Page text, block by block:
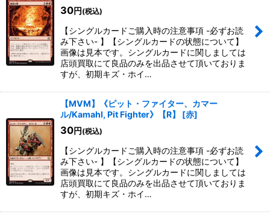
30円 (税込)
【シングルカードご購入時の注意事項 -必ずお読
み下さい- 】【シングルカードの状態について】
画像は見本です。シングルカードに関しましては
店頭買取にて良品のみを出品させて頂いておりま
すが、初期キズ・ホイ…
【MVM】《ピット・ファイター、カマー
ル/Kamahl, Pit Fighter》【R】
[赤]
30円 (税込)
【シングルカードご購入時の注意事項 -必ずお読
み下さい- 】【シングルカードの状態について】
画像は見本です。シングルカードに関しましては
店頭買取にて良品のみを出品させて頂いておりま
すが、初期キズ・ホイ…